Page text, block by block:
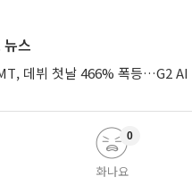
스
데뷔 첫날 466% 폭등…G2 AI
화나요
0